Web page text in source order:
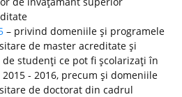
– privind domeniile şi programele
de master acreditate şi
studenţi ce pot fi şcolarizaţi în
- 2016, precum şi domeniile
de doctorat din cadrul